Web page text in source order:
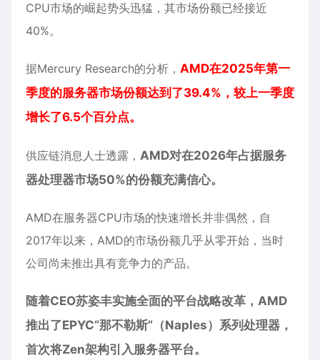
CPU市场的崛起势头迅猛，其市场份额已经接近
40%。
据Mercury Research的分析， AMD在2025年第一
季度的服务器市场份额达到了39.4%，较上一季度
增长了6.5个百分点。
供应链消息人士透露， AMD对在2026年占据服务
器处理器市场50%的份额充满信心。
AMD在服务器CPU市场的快速增长并非偶然，自
2017年以来，AMD的市场份额几乎从零开始，当时
公司尚未推出具有竞争力的产品。
随着CEO苏姿丰实施全面的平台战略改革，AMD
推出了EPYC“那不勒斯”（Naples）系列处理器，
首次将Zen架构引入服务器平台。